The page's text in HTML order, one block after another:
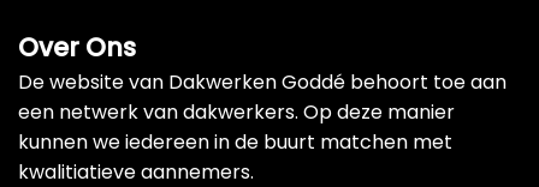
Over Ons
De website van Dakwerken Goddé behoort toe aan
een netwerk van dakwerkers. Op deze manier
kunnen we iedereen in de buurt matchen met
kwalitiatieve aannemers.